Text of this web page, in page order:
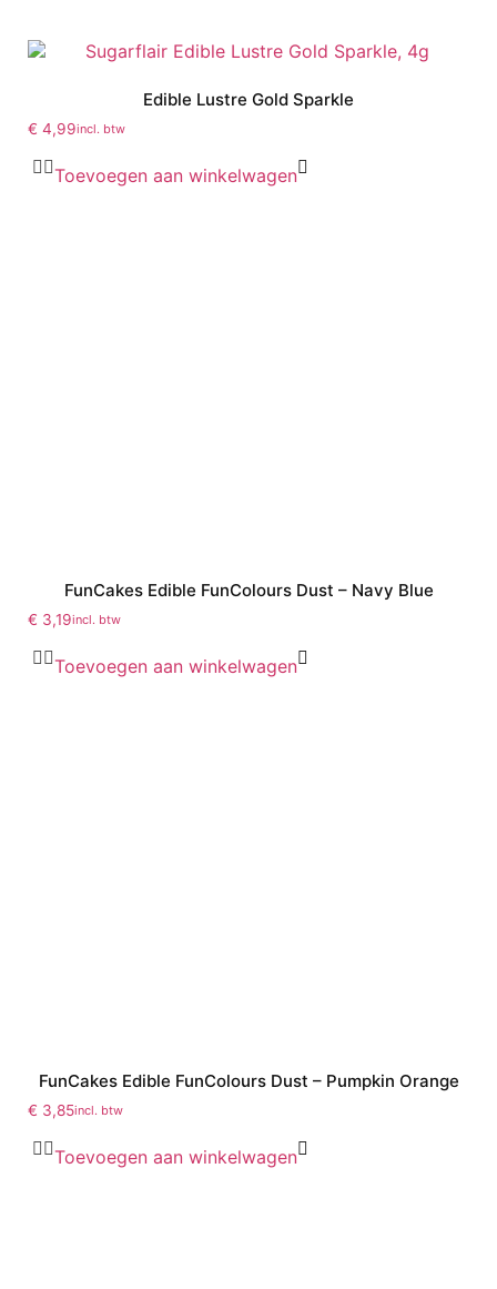
Edible Lustre Gold Sparkle
€ 4,99incl. btw
Toevoegen aan winkelwagen
FunCakes Edible FunColours Dust – Navy Blue
€ 3,19incl. btw
Toevoegen aan winkelwagen
FunCakes Edible FunColours Dust – Pumpkin Orange
€ 3,85incl. btw
Toevoegen aan winkelwagen